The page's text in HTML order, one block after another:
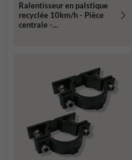
Ralentisseur en palstique
recyclée 10km/h - Pièce
centrale -